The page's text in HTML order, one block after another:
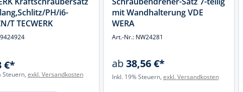
PH/i6-
T TECWERK
€*
Steuern, exkl. Versandkosten
mit Wandhalterung VDE
WERA
Art.-Nr.: NW24281
ab38,56 €*
Inkl. 19% Steuern, exkl. Versandkosten